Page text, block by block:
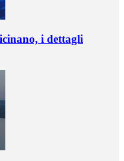
i dettagli